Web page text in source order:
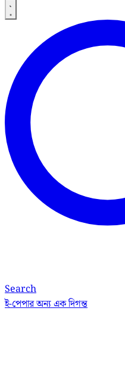
Search
ই-পেপারঅন্য এক দিগন্ত